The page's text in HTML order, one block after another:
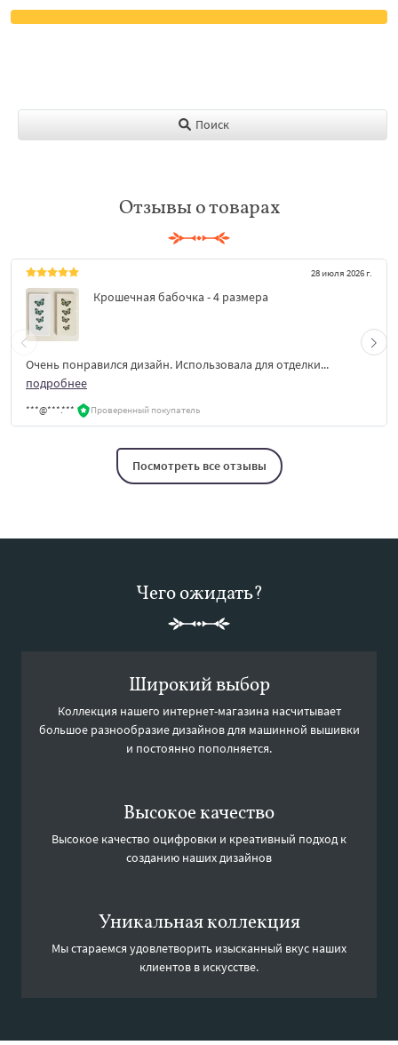
Поиск
Отзывы о товарах
28 июля 2026 г.
Крошечная бабочка - 4 размера
Очень понравился дизайн. Использовала для отделки...
подробнее
***@***.*** Проверенный покупатель
Посмотреть все отзывы
Чего ожидать?
Широкий выбор
Коллекция нашего интернет-магазина насчитывает
большое разнообразие дизайнов для машинной вышивки
и постоянно пополняется.
Высокое качество
Высокое качество оцифровки и креативный подход к
созданию наших дизайнов
Уникальная коллекция
Мы стараемся удовлетворить изысканный вкус наших
клиентов в искусстве.